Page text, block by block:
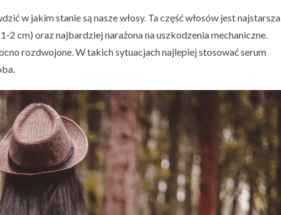
w jakim stanie są nasze włosy. Ta część włosów jest najstarsza
2 cm) oraz najbardziej narażona na uszkodzenia mechaniczne.
rozdwojone. W takich sytuacjach najlepiej stosować serum